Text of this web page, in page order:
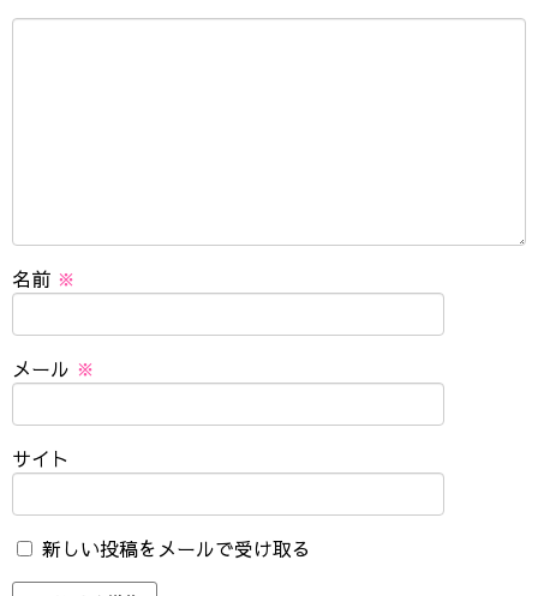
名前 ※
メール ※
サイト
新しい投稿をメールで受け取る